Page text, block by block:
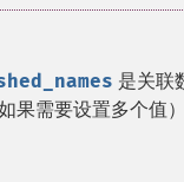
是关联
果需要设置多个值）